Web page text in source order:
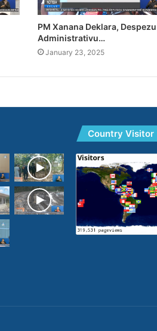
PM Xanana Deklara, Despezu
Administrativu…
January 23, 2025
Country Visitor